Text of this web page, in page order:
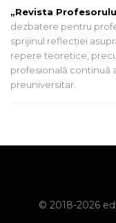
„Revista
dezbatere pentru
sprijinul reflecției
repere teoretice,
profesională continuă
preuniversitar.
© 2018-2026